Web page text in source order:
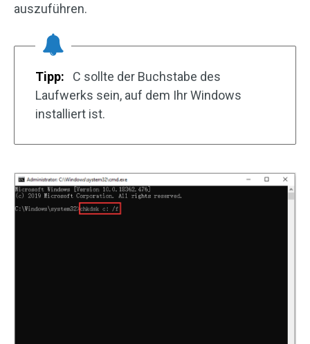
auszuführen.
Tipp:
C sollte der Buchstabe des
Laufwerks sein, auf dem Ihr Windows
installiert ist.